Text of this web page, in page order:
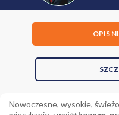
OPIS
Nowoczesne, wysokie,